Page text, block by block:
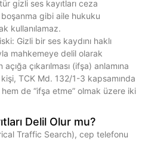
gizli ses kayıtları ceza
gibi aile hukuku
kullanılamaz.
Gizli bir ses kaydını haklı
mahkemeye delil olarak
çıkarılması (ifşa) anlamına
TCK Md. 132/1-3 kapsamında
de “ifşa etme” olmak üzere iki
Delil Olur mu?
Traffic Search), cep telefonu